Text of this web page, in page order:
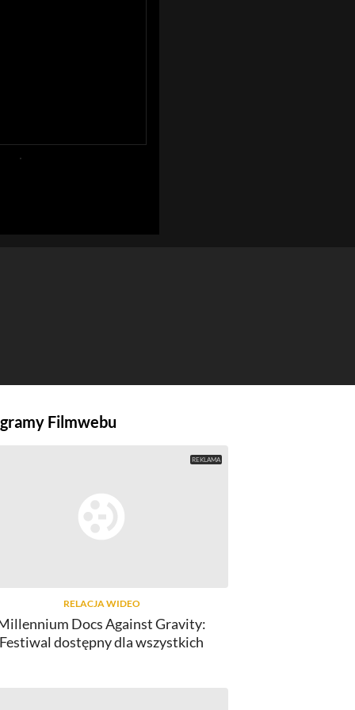
Filmwebu
RELACJA WIDEO
Docs Against Gravity:
Festiwal dostępny dla wszystkich